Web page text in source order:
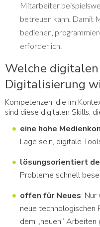
Mitarbeiter
betreuen kann. Damit
bedienen,
erforderlich.
Welche
Digitalisierung
Kompetenzen, die im
sind diese digitalen Skills,
eine hohe
Lage sein, digitale
lösungsorientiert
Probleme schnell
offen für Neues:
neue technologischen
dem „neuen“ Arbeiten